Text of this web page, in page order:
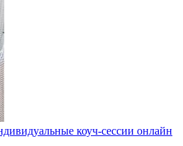
коуч-сессии онлайн